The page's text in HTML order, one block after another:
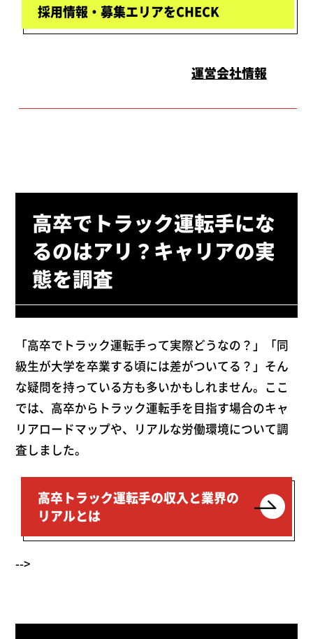
採用情報・募集エリアをCHECK
運営会社情報
高卒でトラック運転手にな
るのはアリ？キャリアの実
態を調査
「高卒でトラック運転手って実際どうなの？」「同
級生が大学を卒業する頃には差がついてる？」そん
な疑問を持っている方も多いかもしれません。ここ
では、高卒からトラック運転手を目指す場合のキャ
リアロードマップや、リアルな労働環境について調
査しました。
高卒トラック運転手の収入と業界の
リアルとは
-->